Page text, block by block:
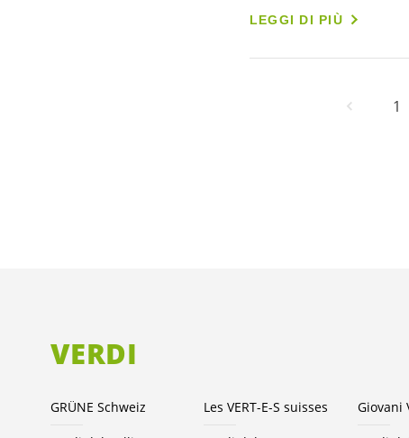
LEGGI DI PIÙ
1
VERDI
GRÜNE Schweiz Les VERT-E-S suisses Giovani